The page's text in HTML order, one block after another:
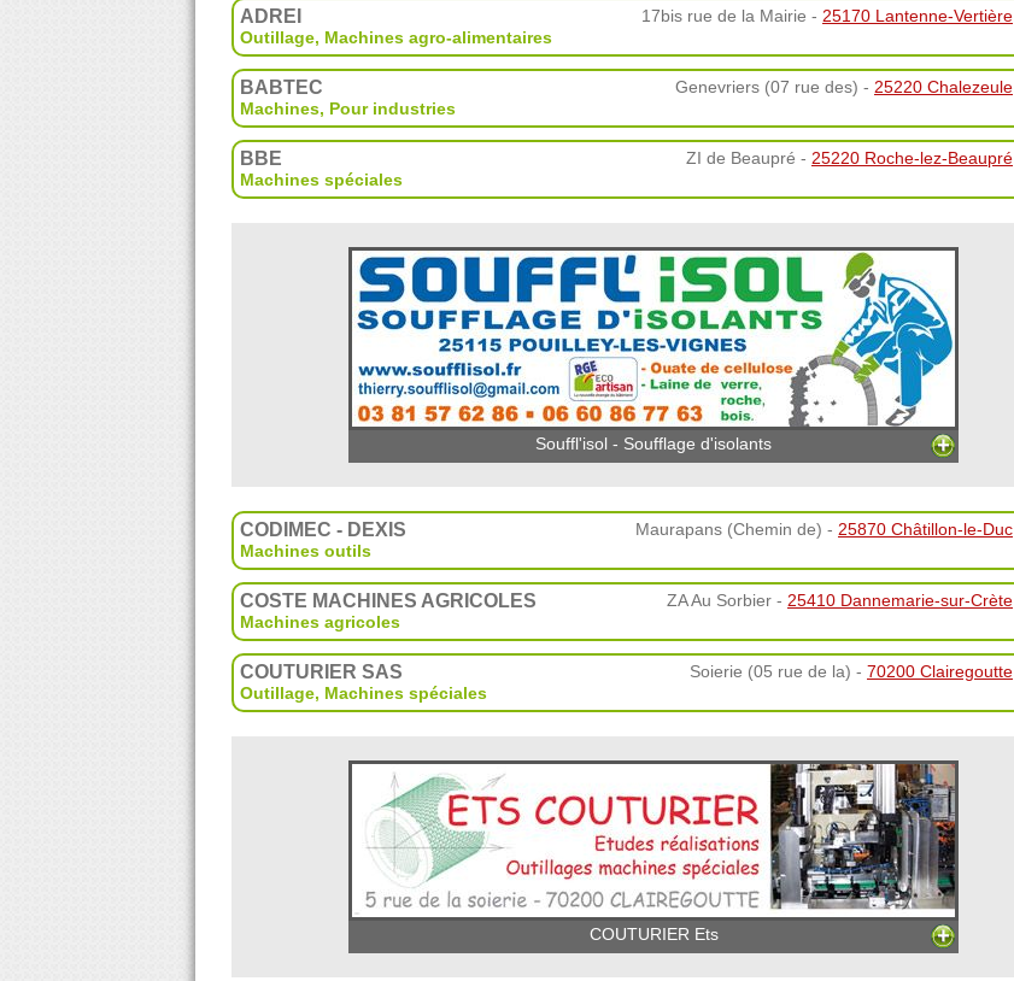
ADREI 17bis rue de la Mairie - 25170 Lantenne-Vertière
Outillage, Machines agro-alimentaires
BABTEC Genevriers (07 rue des) - 25220 Chalezeule
Machines, Pour industries
BBE ZI de Beaupré - 25220 Roche-lez-Beaupré
Machines spéciales
Souffl'isol - Soufflage d'isolants
CODIMEC - DEXIS Maurapans (Chemin de) - 25870 Châtillon-le-Duc
Machines outils
COSTE MACHINES AGRICOLES ZA Au Sorbier - 25410 Dannemarie-sur-Crète
Machines agricoles
COUTURIER SAS Soierie (05 rue de la) - 70200 Clairegoutte
Outillage, Machines spéciales
COUTURIER Ets